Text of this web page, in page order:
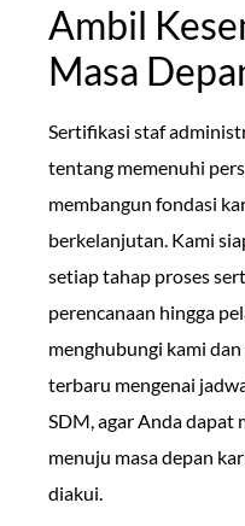
Ambil
Masa
Sertifikasi staf
tentang memenuhi
membangun fondasi
berkelanjutan. Kami
setiap tahap proses
perencanaan hingga
menghubungi kami
terbaru mengenai
SDM, agar Anda dapat
menuju masa depan
diakui.